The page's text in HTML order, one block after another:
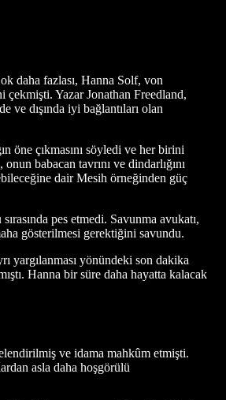
daha fazlası, Hanna Solf, von
çekmişti. Yazar Jonathan Freedland,
dışında iyi bağlantıları olan
öne çıkmasını söyledi ve her birini
babacan tavrını ve dindarlığını
dair Mesih örneğinden güç
pes etmedi. Savunma avukatı,
gösterilmesi gerektiğini savundu.
yargılanması yönündeki son dakika
Hanna bir süre daha hayatta kalacak
ve idama mahkûm etmişti.
asla daha hoşgörülü